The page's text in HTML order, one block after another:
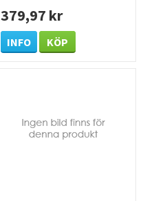
379,97 kr
INFO KÖP